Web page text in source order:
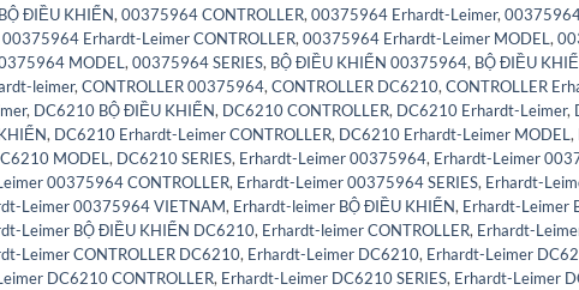
ĐIỀU KHIỂN, 00375964 CONTROLLER, 00375964 Erhardt-Leimer,
00375964 Erhardt-Leimer CONTROLLER, 00375964 Erhardt-Leimer MODEL ,
MODEL , 00375964 SERIES, BỘ ĐIỀU KHIỂN 00375964, BỘ ĐIỀU
leimer, CONTROLLER 00375964, CONTROLLER DC6210, CONTROLLER
, DC6210 BỘ ĐIỀU KHIỂN, DC6210 CONTROLLER, DC6210 Erhardt-Leimer,
, DC6210 Erhardt-Leimer CONTROLLER, DC6210 Erhardt-Leimer MODEL ,
MODEL , DC6210 SERIES, Erhardt-Leimer 00375964, Erhardt-Leimer
00375964 CONTROLLER, Erhardt-Leimer 00375964 SERIES, Erhardt-
Leimer 00375964 VIETNAM, Erhardt-leimer BỘ ĐIỀU KHIỂN, Erhardt-Leimer
Leimer BỘ ĐIỀU KHIỂN DC6210, Erhardt-leimer CONTROLLER, Erhardt-
Leimer CONTROLLER DC6210, Erhardt-Leimer DC6210, Erhardt-Leimer
DC6210 CONTROLLER, Erhardt-Leimer DC6210 SERIES, Erhardt-Leimer